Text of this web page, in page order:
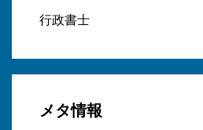
行政書士
メタ情報